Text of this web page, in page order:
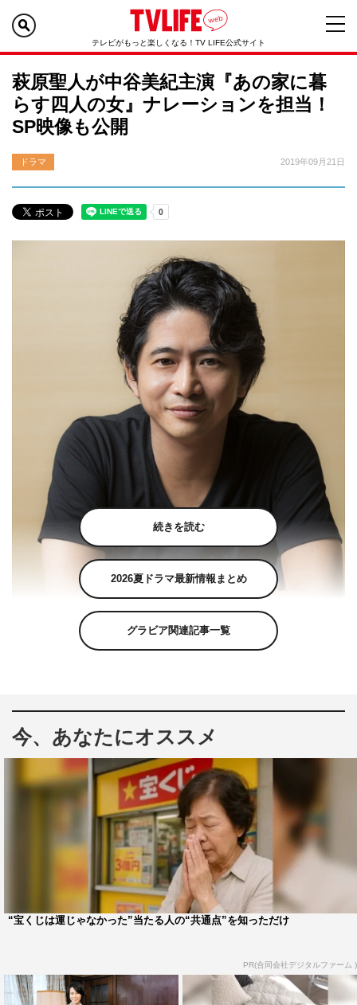
テレビがもっと楽しくなる！TV LIFE公式サイト
萩原聖人が中谷美紀主演『あの家に暮
らす四人の女』ナレーションを担当！
SP映像も公開
ドラマ 2019年09月21日
9月30日（月）放送の『ドラマスペシャル「あの家に暮
本作は、三浦しをんの同名小説の映像化。タイプの違う
4人の女たちが一つ屋根の下に暮らす些細な日常と、次々
起こる事件を団結して乗り切り、にぎやかに毎日が過ぎて
いくホームドラマ。ほっこり温かく、家族とは何かを考え
させられる感動作だ。
本作のナレーションを萩原聖人が担当することが決定。
ドラマ、映画、舞台など幅広く活躍し、数多くの番組でナ
レーションを務めてきた萩原が、視聴者に4人の女たちの
日常を案内するためのキーマンとして登場する。
が公開された。
続きを読む
2026夏ドラマ最新情報まとめ
グラビア関連記事一覧
今、あなたにオススメ
“宝くじは運じゃなかった”当たる人の“共通点”を知っただけ
PR(合同会社デジタルファーム )